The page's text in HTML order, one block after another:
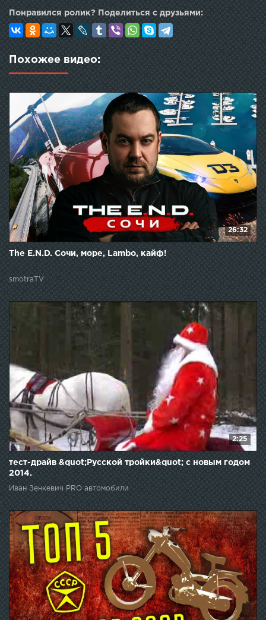
Понравился ролик? Поделиться с друзьями:
Похожее видео:
26:32
The E.N.D. Сочи, море, Lambo, кайф!
smotraTV
2:25
тест-драйв &quot;Русской тройки&quot; с новым годом
2014.
Иван Зенкевич PRO автомобили